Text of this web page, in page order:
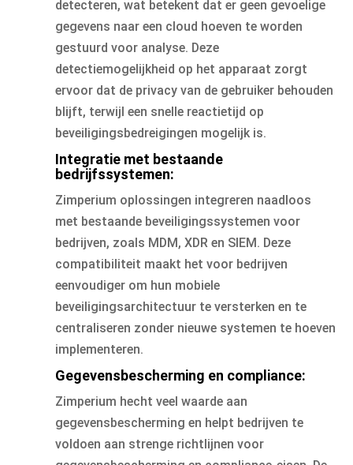
detecteren, wat betekent dat er geen gevoelige
gegevens naar een cloud hoeven te worden
gestuurd voor analyse. Deze
detectiemogelijkheid op het apparaat zorgt
ervoor dat de privacy van de gebruiker behouden
blijft, terwijl een snelle reactietijd op
beveiligingsbedreigingen mogelijk is.
Integratie met bestaande
bedrijfssystemen:
Zimperium oplossingen integreren naadloos
met bestaande beveiligingssystemen voor
bedrijven, zoals MDM, XDR en SIEM. Deze
compatibiliteit maakt het voor bedrijven
eenvoudiger om hun mobiele
beveiligingsarchitectuur te versterken en te
centraliseren zonder nieuwe systemen te hoeven
implementeren.
Gegevensbescherming en compliance:
Zimperium hecht veel waarde aan
gegevensbescherming en helpt bedrijven te
voldoen aan strenge richtlijnen voor